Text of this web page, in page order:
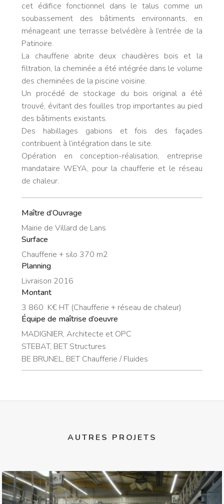
cet édifice fonctionnel dans le talus comme un
soubassement des bâtiments environnants, en
ménageant une terrasse belvédère à l’entrée de la
Patinoire.
La chaufferie abrite deux chaudières bois et la
filtration, la cheminée a été intégrée dans le volume
des cheminées de la piscine voisine.
Un procédé de stockage du bois original a été
trouvé, évitant des fouilles trop importantes au pied
des bâtiments existants.
Des habillages gabions et fois des façades
contribuent à l’intégration dans le site.
Opération en conception-réalisation, entreprise
mandataire WEYA, pour la chaufferie et le réseau
de chaleur.
Maître d’Ouvrage
Mairie de Villard de Lans
Surface
Chaufferie + silo 370 m2
Planning
Livraison 2016
Montant
3 860 K€ HT (Chaufferie + réseau de chaleur)
Équipe de maîtrise d’oeuvre
MADIGNIER, Architecte et OPC
STEBAT, BET Structures
BE BRUNEL, BET Chaufferie / Fluides
AUTRES PROJETS